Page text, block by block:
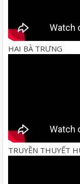
HAI BÀ TRƯNG
TRUYỀN THUYẾT